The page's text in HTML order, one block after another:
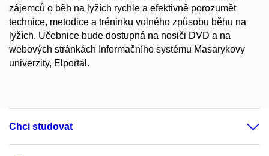
zájemců o běh na lyžích rychle a efektivně porozumět
technice, metodice a tréninku volného způsobu běhu na
lyžích. Učebnice bude dostupná na nosiči DVD a na
webových stránkách Informačního systému Masarykovy
univerzity, Elportál.
Chci studovat